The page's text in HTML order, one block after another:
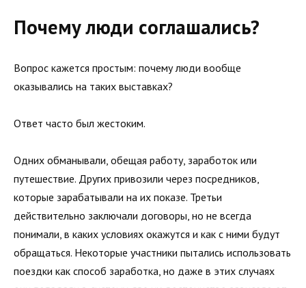
Почему люди соглашались?
Вопрос кажется простым: почему люди вообще
оказывались на таких выставках?
Ответ часто был жестоким.
Одних обманывали, обещая работу, заработок или
путешествие. Других привозили через посредников,
которые зарабатывали на их показе. Третьи
действительно заключали договоры, но не всегда
понимали, в каких условиях окажутся и как с ними будут
обращаться. Некоторые участники пытались использовать
поездки как способ заработка, но даже в этих случаях